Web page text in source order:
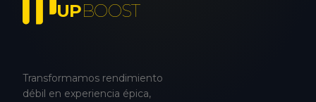
UPBOOST
Transformamos rendimiento
débil en experiencia épica,